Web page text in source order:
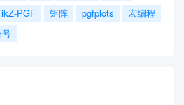
PGF 矩阵 pgfplots
宏编程